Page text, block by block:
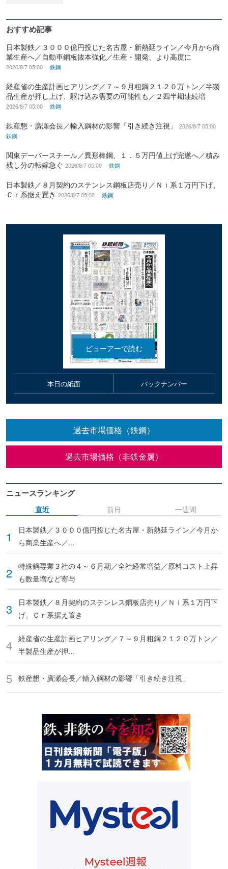
おすすめ記事
日本製鉄／３０００億円投じた名古屋・新熱延ライン／今月から商
業生産へ／自動車鋼板抜本強化／生産・開発、より高度に
2026/8/7 05:00 鉄鋼
経産省の生産計画ヒアリング／７～９月粗鋼２１２０万トン／半製
品生産が押し上げ、駆け込み需要の可能性も／２四半期連続増
2026/8/7 05:00 鉄鋼
鉄産懇・廣瀬会長／輸入鋼材の影響「引き続き注視」
2026/8/7 05:00
鉄鋼
関東デーバースチール／異形棒鋼、１．５万円値上げ完遂へ／積み
残し分の転嫁急ぐ 2026/8/7 05:00 鉄鋼
日本製鉄／８月契約のステンレス鋼板店売り／Ｎｉ系１万円下げ、
Ｃｒ系据え置き 2026/8/7 05:00 鉄鋼
本日の紙面 バックナンバー
過去市場価格（鉄鋼）
過去市場価格（非鉄金属）
ニュースランキング
直近
日本製鉄／３０００億円投じた名古屋・新熱延ライン／今月か
ら商業生産へ／...
特殊鋼専業３社の４～６月期／全社経常増益／原料コスト上昇
も数量増など寄与
日本製鉄／８月契約のステンレス鋼板店売り／Ｎｉ系１万円下
げ、Ｃｒ系据え置き
経産省の生産計画ヒアリング／７～９月粗鋼２１２０万トン／
半製品生産が押...
鉄産懇・廣瀬会長／輸入鋼材の影響「引き続き注視」
前日 一週間